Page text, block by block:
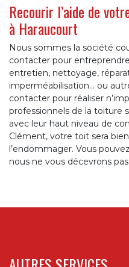
Recourir l’aide de
à Haraucourt
Nous sommes la société
contacter pour
entretien, nettoyage,
imperméabilisation... ou
contacter pour réaliser
professionnels de la toiture
avec leur haut niveau de
Clément, votre toit sera
l’endommager. Vous
nous ne vous décevrons pas.